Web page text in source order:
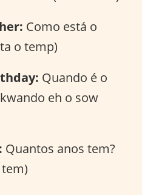
Como está o
o temp)
Quando é o
eh o sow
Quantos anos tem?